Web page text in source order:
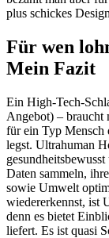
plus schickes
Für wen
Mein Fazit
Ein High-Tech-
Angebot) – braucht
für ein Typ Mensch
legst. Ultrahuman
Daten sammeln,
sowie Umwelt
wiedererkennst, ist
denn es bietet
liefert. Es ist quasi